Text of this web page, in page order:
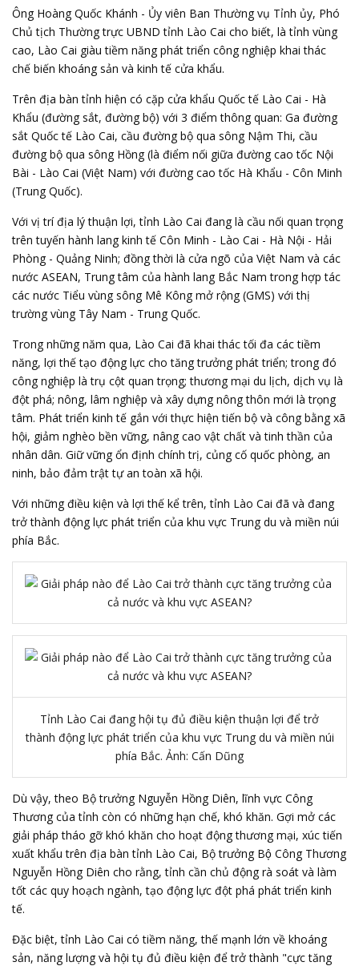
Ông Hoàng Quốc Khánh - Ủy viên Ban Thường vụ Tỉnh ủy, Phó
Chủ tịch Thường trực UBNDtỉnh Lào Cai cho biết, là tỉnh vùng
cao, Lào Cai giàu tiềm năng phát triển công nghiệp khai thác
chế biến khoáng sản và kinh tế cửa khẩu.
Trên địa bàn tỉnh hiện có cặp cửa khẩu Quốc tế Lào Cai - Hà
Khẩu (đường sắt, đường bộ) với 3 điểm thông quan: Ga đường
sắt Quốc tế Lào Cai, cầu đường bộ qua sông Nậm Thi, cầu
đường bộ qua sông Hồng (là điểm nối giữa đường cao tốc Nội
Bài - Lào Cai (Việt Nam) với đường cao tốc Hà Khẩu - Côn Minh
(Trung Quốc).
Với vị trí địa lý thuận lợi, tỉnh Lào Cai đang là cầu nối quan trọng
trên tuyến hành lang kinh tế Côn Minh - Lào Cai - Hà Nội - Hải
Phòng - Quảng Ninh; đồng thời là cửa ngõ của Việt Nam và các
nước ASEAN, Trung tâm của hành lang Bắc Nam trong hợp tác
các nước Tiểu vùng sông Mê Kông mở rộng (GMS) với thị
trường vùng Tây Nam - Trung Quốc.
Trong những năm qua, Lào Cai đã khai thác tối đa các tiềm
năng, lợi thế tạo động lực cho tăng trưởng phát triển; trong đó
công nghiệp là trụ cột quan trọng; thương mại du lịch, dịch vụ là
đột phá; nông, lâm nghiệp và xây dựng nông thôn mới là trọng
tâm. Phát triển kinh tế gắn với thực hiện tiến bộ và công bằng xã
hội, giảm nghèo bền vững, nâng cao vật chất và tinh thần của
nhân dân. Giữ vững ổn định chính trị, củng cố quốc phòng, an
ninh, bảo đảm trật tự an toàn xã hội.
Với những điều kiện và lợi thế kể trên, tỉnh Lào Cai đã và đang
trở thành động lực phát triển của khu vực Trung du và miền núi
phía Bắc.
Tỉnh Lào Cai đang hội tụ đủ điều kiện thuận lợi để trở
thành động lực phát triển của khu vực Trung du và miền núi
phía Bắc. Ảnh: Cấn Dũng
Dù vậy, theo Bộ trưởng Nguyễn Hồng Diên, lĩnh vực Công
Thương của tỉnh còn có những hạn chế, khó khăn. Gợi mở các
giải pháp tháo gỡ khó khăn cho hoạt động thương mại, xúc tiến
xuất khẩu trên địa bàn tỉnh Lào Cai, Bộ trưởng Bộ Công Thương
Nguyễn Hồng Diên cho rằng, tỉnh cần chủ động rà soát và làm
tốt các quy hoạch ngành, tạo động lực đột phá phát triển kinh
tế.
Đặc biệt, tỉnh Lào Cai có tiềm năng, thế mạnh lớn về khoáng
sản, năng lượng và hội tụ đủ điều kiện để trở thành "cực tăng